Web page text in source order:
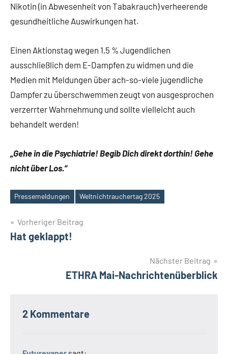
Nikotin (in Abwesenheit von Tabakrauch) verheerende
gesundheitliche Auswirkungen hat.
Einen Aktionstag wegen 1,5 % Jugendlichen
ausschließlich dem E-Dampfen zu widmen und die
Medien mit Meldungen über ach-so-viele jugendliche
Dampfer zu überschwemmen zeugt von ausgesprochen
verzerrter Wahrnehmung und sollte vielleicht auch
behandelt werden!
„Gehe in die Psychiatrie! Begib Dich direkt dorthin! Gehe
nicht über Los.“
Schlagwörter
Pressemeldungen Weltnichtrauchertag 2025
Beitrags-
Navigation
Vorheriger Beitrag
Hat geklappt!
Nächster Beitrag
ETHRA Mai-Nachrichtenüberblick
2 Kommentare